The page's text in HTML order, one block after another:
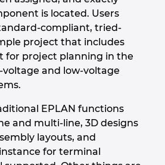
is located. Users
compliant, tried-
project that includes
for project planning in the
and low-voltage
EPLAN functions
and multi-line, 3D designs
layouts, and
for terminal